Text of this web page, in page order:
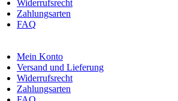
Widerrufsrecht
Zahlungsarten
FAQ
Mein Konto
Versand und Lieferung
Widerrufsrecht
Zahlungsarten